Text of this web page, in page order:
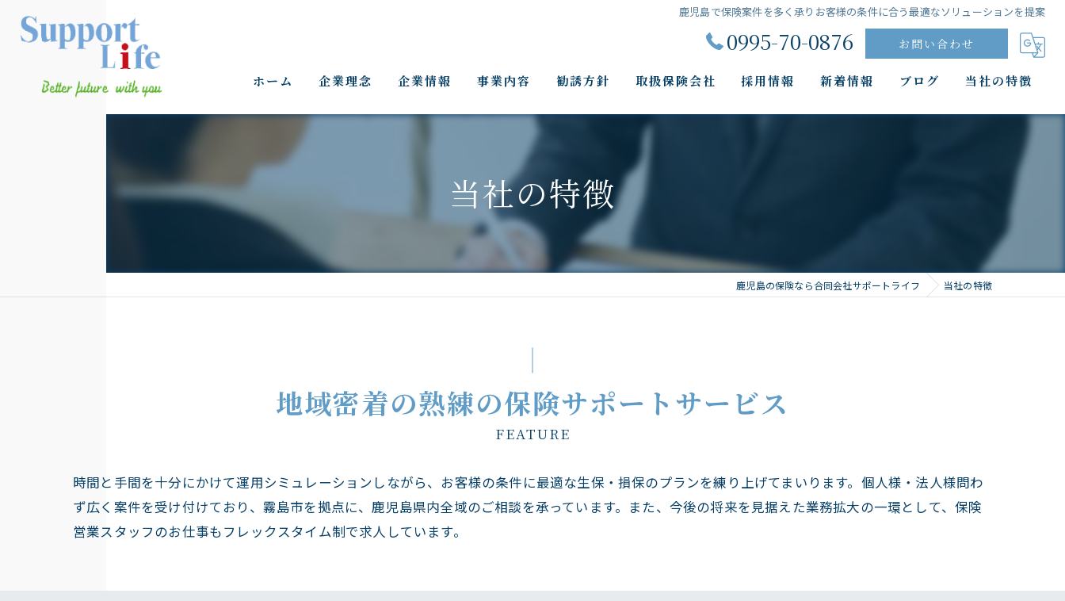
鹿児島で保険案件を多く承りお客様の条件に合う最適なソリューションを提案
0995-70-0876 お問い合わせ
ホーム 企業理念 企業情報 事業内容 勧誘方針 取扱保険会社 採用情報 新着情報 ブログ 当社の特徴
代理店
霧島市
当社の特徴
鹿児島の保険なら合同会社サポートライフ 当社の特徴
地域密着の熟練の保険サポートサービス
FEATURE
時間と手間を十分にかけて運用シミュレーションしながら、お客様の条件に最適な生保・損保のプランを練り上げてまいります。個人様・法人様問わ
ず広く案件を受け付けており、霧島市を拠点に、鹿児島県内全域のご相談を承っています。また、今後の将来を見据えた業務拡大の一環として、保険
営業スタッフのお仕事もフレックスタイム制で求人しています。